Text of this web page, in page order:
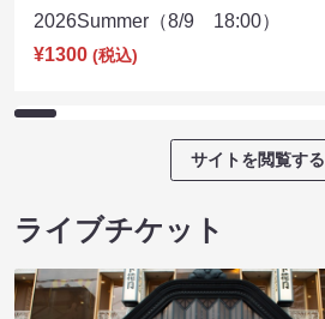
2026Summer（8/9 18:00）
¥1300 (税込)
サイトを閲覧する
ライブチケット